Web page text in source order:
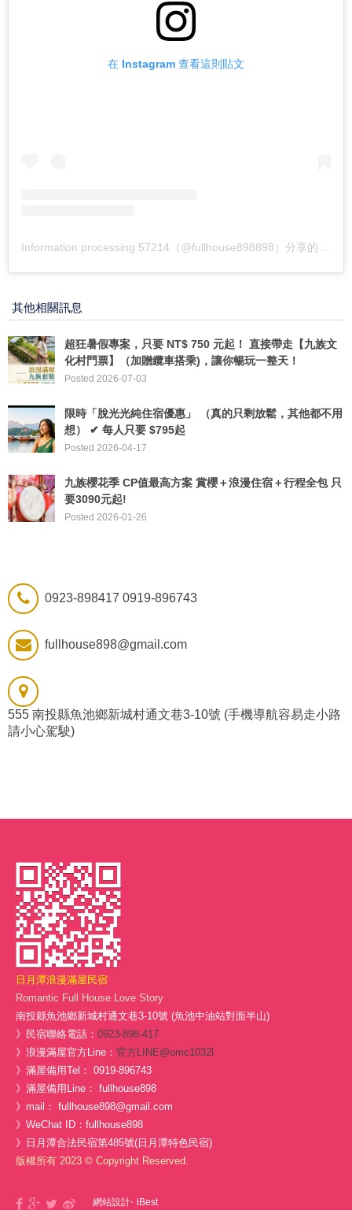
在 Instagram 查看這則貼文
其他相關訊息
超狂暑假專案，只要 NT$ 750 元起！ 直接帶走【九族文
化村門票】（加贈纜車搭乘)，讓你暢玩一整天！
Posted 2026-07-03
限時「脫光光純住宿優惠」 （真的只剩放鬆，其他都不用
想） ✔ 每人只要 $795起
Posted 2026-04-17
九族櫻花季 CP值最高方案 賞櫻＋浪漫住宿＋行程全包 只
要3090元起!
Posted 2026-01-26
0923-898417 0919-896743
fullhouse898@gmail.com
555 南投縣魚池鄉新城村通文巷3-10號 (手機導航容易走小路
請小心駕駛)
日月潭浪漫滿屋民宿
Romantic Full House Love Story
南投縣魚池鄉新城村通文巷3-10號 (魚池中油站對面半山)
》民宿聯絡電話： 0923-898-417
》浪漫滿屋官方Line： 官方LINE@omc1032l
》滿屋備用Tel： 0919-896743
》滿屋備用Line： fullhouse898
》mail： fullhouse898@gmail.com
》WeChat ID：fullhouse898
》日月潭合法民宿第485號(日月潭特色民宿)
版權所有 2023 © Copyright Reserved.
網站設計‧ iBest